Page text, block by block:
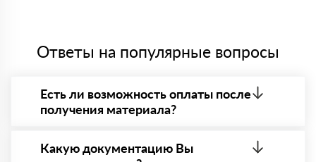
Ответы на популярные вопросы
Есть ли возможность оплаты после
получения материала?
- оплата по факту получения товара. При этом,
если доставленный товар был ненадлежащего
Какую документацию Вы